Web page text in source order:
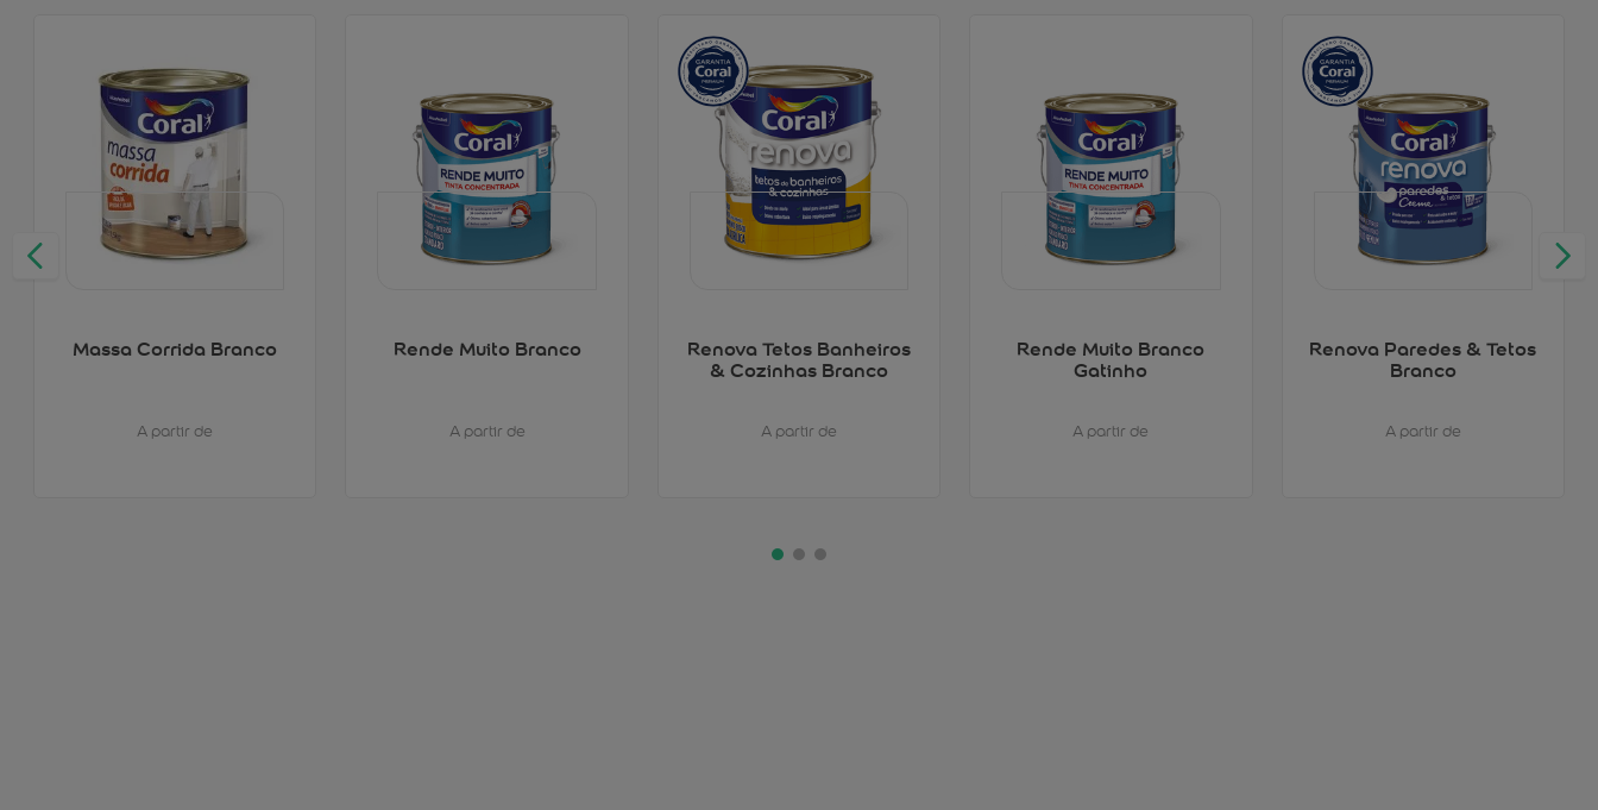
Massa Corrida Branco
A partir de
Rende Muito Branco
A partir de
Renova Tetos Banheiros
& Cozinhas Branco
A partir de
Rende Muito Branco
Gatinho
A partir de
Renova Paredes & Tetos
Branco
A partir de